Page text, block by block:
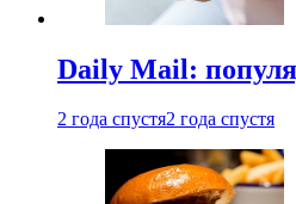
Daily Mail:
2 года спустя2 года спустя